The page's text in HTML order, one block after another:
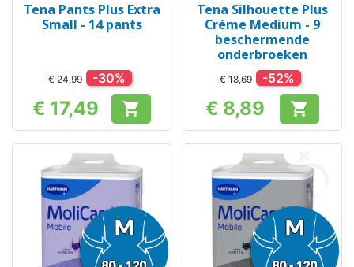
Tena Pants Plus Extra
Small - 14 pants
€ 24,99 -30%
Prijs
€ 17,49 
Tena Silhouette Plus
Crème Medium - 9
beschermende
onderbroeken
€ 18,69 -52%
Prijs
€ 8,89 